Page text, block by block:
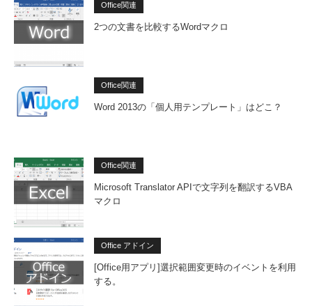
Office関連
2つの文書を比較するWordマクロ
Office関連
Word 2013の「個人用テンプレート」はどこ？
Office関連
Microsoft Translator APIで文字列を翻訳するVBA
マクロ
Office アドイン
[Office用アプリ]選択範囲変更時のイベントを利用
する。